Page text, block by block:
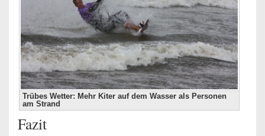
Trübes Wetter: Mehr Kiter auf dem Wasser als Personen
am Strand
Fazit